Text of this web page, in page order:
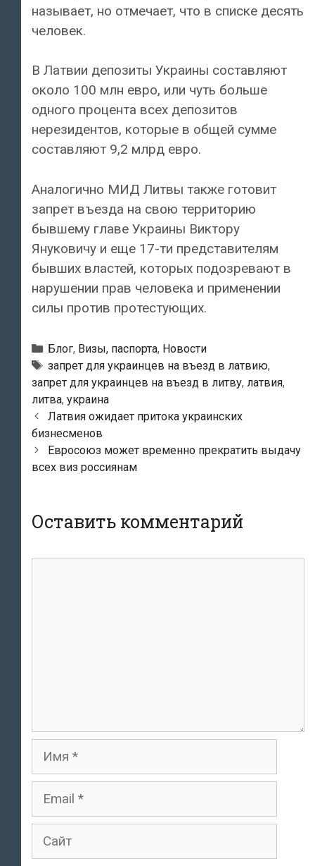
называет, но отмечает, что в списке десять
человек.
В Латвии депозиты Украины составляют
около 100 млн евро, или чуть больше
одного процента всех депозитов
нерезидентов, которые в общей сумме
составляют 9,2 млрд евро.
Аналогично МИД Литвы также готовит
запрет въезда на свою территорию
бывшему главе Украины Виктору
Януковичу и еще 17-ти представителям
бывших властей, которых подозревают в
нарушении прав человека и применении
силы против протестующих.
Рубрики
Блог, Визы, паспорта, Новости
Метки
запрет для украинцев на въезд в латвию,
запрет для украинцев на въезд в литву, латвия,
литва, украина
Навигация
по
записям
Латвия ожидает притока украинских
бизнесменов
Евросоюз может временно прекратить выдачу
всех виз россиянам
Оставить комментарий
Имя
Email
Сайт